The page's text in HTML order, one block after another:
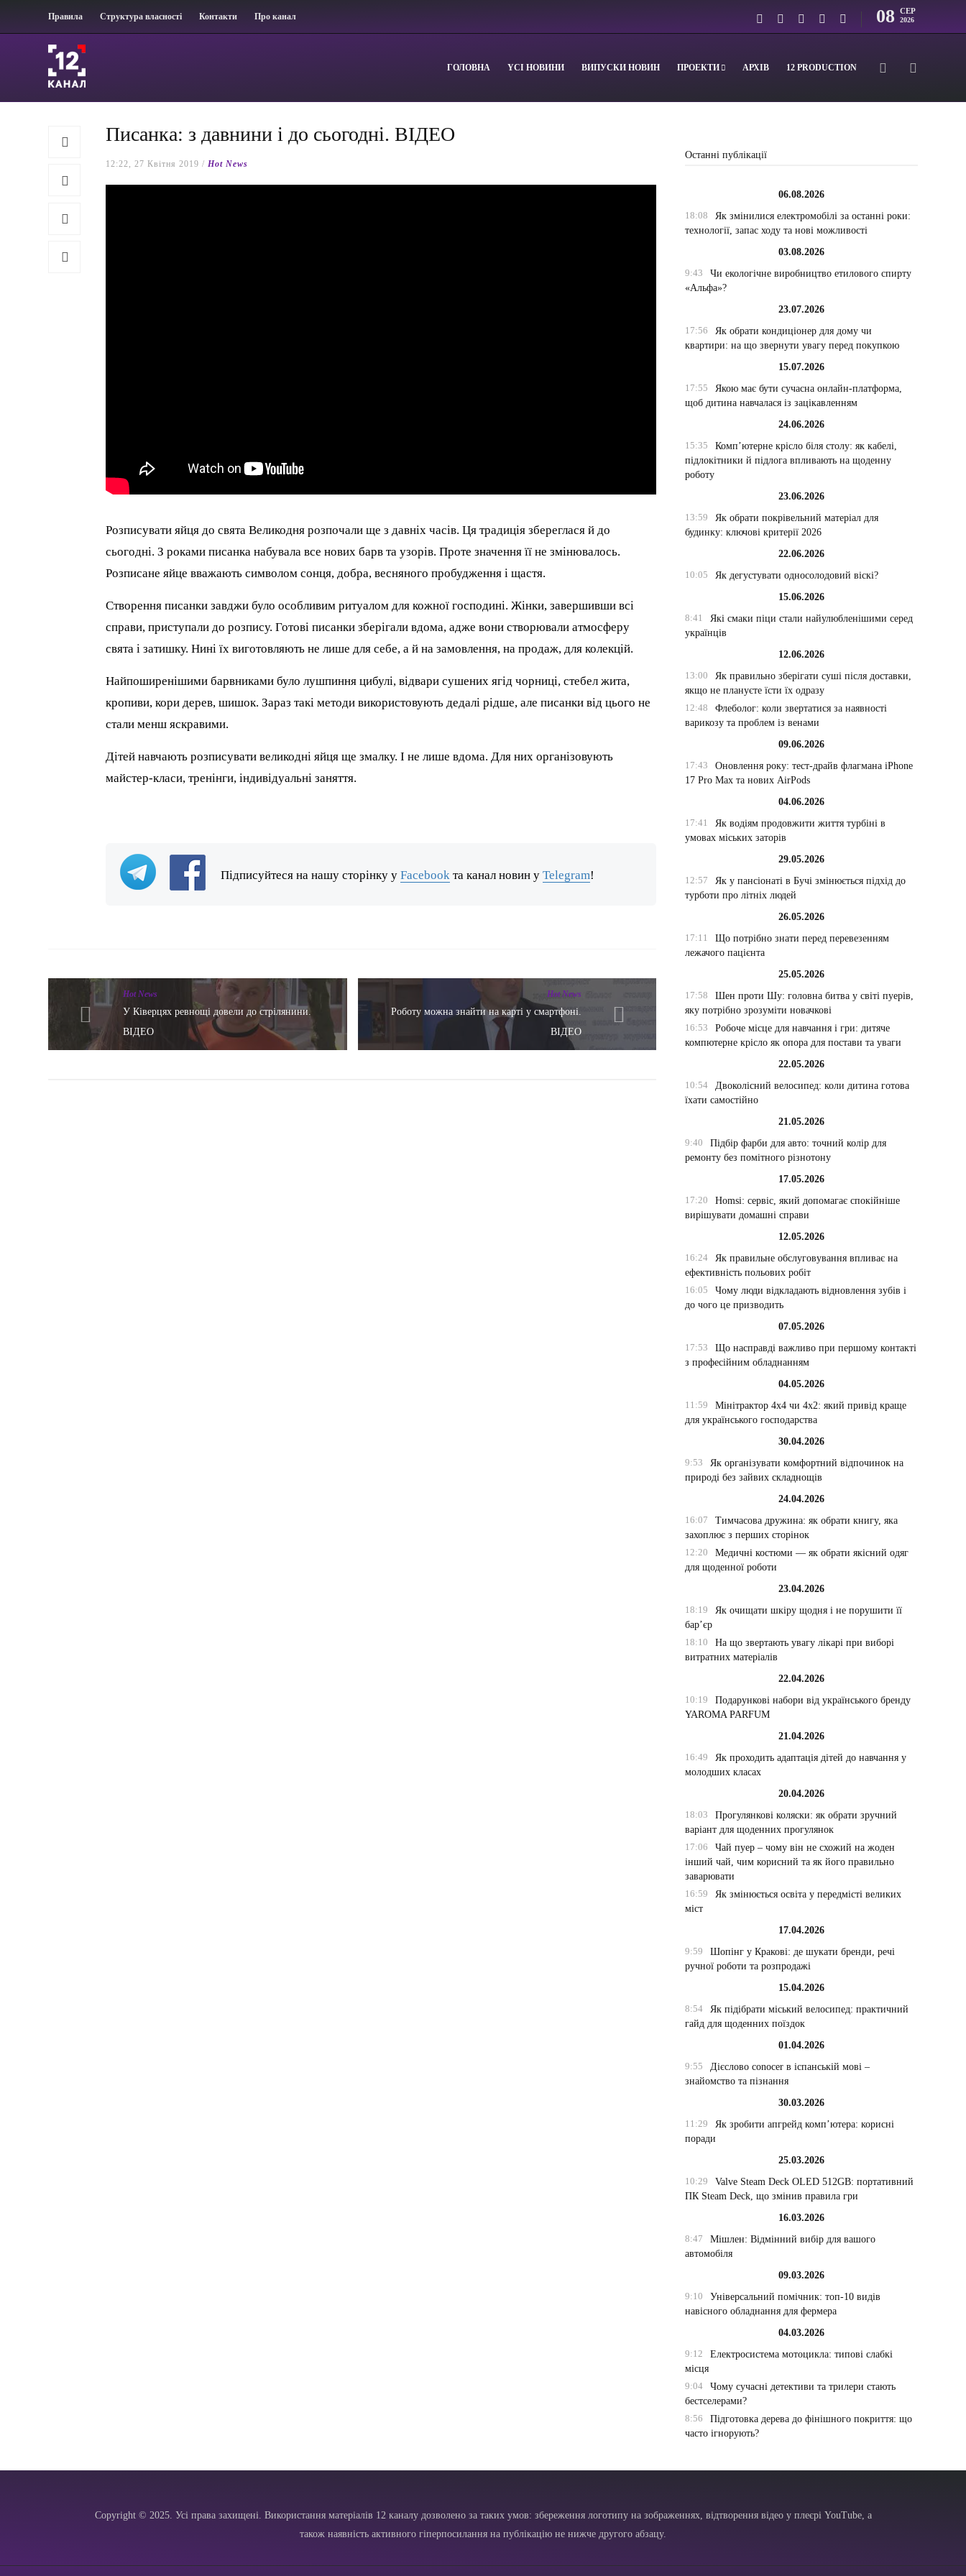
Правила Структура власності Контакти Про канал 08 СЕР
2026
ГОЛОВНА YСІ НОВИНИ ВИПУСКИ НОВИН ПРОЕКТИ АРХІВ 12 PRODUCTION
Писанка: з давнини і до сьогодні. ВІДЕО
12:22, 27 Квітня 2019 /Hot News
Розписувати яйця до свята Великодня розпочали ще з давніх часів. Ця традиція збереглася й до
сьогодні. З роками писанка набувала все нових барв та узорів. Проте значення її не змінювалось.
Розписане яйце вважають символом сонця, добра, весняного пробудження і щастя.
Створення писанки завджи було особливим ритуалом для кожної господині. Жінки, завершивши всі
справи, приступали до розпису. Готові писанки зберігали вдома, адже вони створювали атмосферу
свята і затишку. Нині їх виготовляють не лише для себе, а й на замовлення, на продаж, для колекцій.
Найпоширенішими барвниками було лушпиння цибулі, відвари сушених ягід чорниці, стебел жита,
кропиви, кори дерев, шишок. Зараз такі методи використовують дедалі рідше, але писанки від цього не
стали менш яскравими.
Дітей навчають розписувати великодні яйця ще змалку. І не лише вдома. Для них організовують
майстер-класи, тренінги, індивідуальні заняття.
Підписуйтеся на нашу сторінку уFacebook та канал новин уTelegram!
Hot News
У Ківерцях ревнощі довели до стрілянини.
ВІДЕО
Hot News
Роботу можна знайти на карті у смартфоні.
ВІДЕО
Останні публікації
06.08.2026
18:08
Як змінилися електромобілі за останні роки:
технології, запас ходу та нові можливості
03.08.2026
9:43
Чи екологічне виробництво етилового спирту
«Альфа»?
23.07.2026
17:56
Як обрати кондиціонер для дому чи
квартири: на що звернути увагу перед покупкою
15.07.2026
17:55
Якою має бути сучасна онлайн-платформа,
щоб дитина навчалася із зацікавленням
24.06.2026
15:35
Комп’ютерне крісло біля столу: як кабелі,
підлокітники й підлога впливають на щоденну
роботу
23.06.2026
13:59
Як обрати покрівельний матеріал для
будинку: ключові критерії 2026
22.06.2026
10:05
Як дегустувати односолодовий віскі?
15.06.2026
8:41
Які смаки піци стали найулюбленішими серед
українців
12.06.2026
13:00
Як правильно зберігати суші після доставки,
якщо не плануєте їсти їх одразу
12:48
Флеболог: коли звертатися за наявності
варикозу та проблем із венами
09.06.2026
17:43
Оновлення року: тест-драйв флагмана iPhone
17 Pro Max та нових AirPods
04.06.2026
17:41
Як водіям продовжити життя турбіні в
умовах міських заторів
29.05.2026
12:57
Як у пансіонаті в Бучі змінюється підхід до
турботи про літніх людей
26.05.2026
17:11
Що потрібно знати перед перевезенням
лежачого пацієнта
25.05.2026
17:58
Шен проти Шу: головна битва у світі пуерів,
яку потрібно зрозуміти новачкові
16:53
Робоче місце для навчання і гри: дитяче
компютерне крісло як опора для постави та уваги
22.05.2026
10:54
Двоколісний велосипед: коли дитина готова
їхати самостійно
21.05.2026
9:40
Підбір фарби для авто: точний колір для
ремонту без помітного різнотону
17.05.2026
17:20
Homsi: сервіс, який допомагає спокійніше
вирішувати домашні справи
12.05.2026
16:24
Як правильне обслуговування впливає на
ефективність польових робіт
16:05
Чому люди відкладають відновлення зубів і
до чого це призводить
07.05.2026
17:53
Що насправді важливо при першому контакті
з професійним обладнанням
04.05.2026
11:59
Мінітрактор 4х4 чи 4х2: який привід краще
для українського господарства
30.04.2026
9:53
Як організувати комфортний відпочинок на
природі без зайвих складнощів
24.04.2026
16:07
Тимчасова дружина: як обрати книгу, яка
захоплює з перших сторінок
12:20
Медичні костюми — як обрати якісний одяг
для щоденної роботи
23.04.2026
18:19
Як очищати шкіру щодня і не порушити її
бар’єр
18:10
На що звертають увагу лікарі при виборі
витратних матеріалів
22.04.2026
10:19
Подарункові набори від українського бренду
YAROMA PARFUM
21.04.2026
16:49
Як проходить адаптація дітей до навчання у
молодших класах
20.04.2026
18:03
Прогулянкові коляски: як обрати зручний
варіант для щоденних прогулянок
17:06
Чай пуер – чому він не схожий на жоден
інший чай, чим корисний та як його правильно
заварювати
16:59
Як змінюється освіта у передмісті великих
міст
17.04.2026
9:59
Шопінг у Кракові: де шукати бренди, речі
ручної роботи та розпродажі
15.04.2026
8:54
Як підібрати міський велосипед: практичний
гайд для щоденних поїздок
01.04.2026
9:55
Дієслово conocer в іспанській мові –
знайомство та пізнання
30.03.2026
11:29
Як зробити апгрейд комп’ютера: корисні
поради
25.03.2026
10:29
Valve Steam Deck OLED 512GB: портативний
ПК Steam Deck, що змінив правила гри
16.03.2026
8:47
Мішлен: Відмінний вибір для вашого
автомобіля
09.03.2026
9:10
Універсальний помічник: топ-10 видів
навісного обладнання для фермера
04.03.2026
9:12
Електросистема мотоцикла: типові слабкі
місця
9:04
Чому сучасні детективи та трилери стають
бестселерами?
8:56
Підготовка дерева до фінішного покриття: що
часто ігнорують?
Copyright © 2025. Усі права захищені. Використання матеріалів 12 каналу дозволено за таких умов: збереження логотипу на зображеннях, відтворення відео у плеєрі YouTube, а
також наявність активного гіперпосилання на публікацію не нижче другого абзацу.